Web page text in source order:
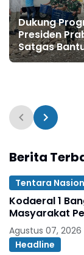
Dukung
Presiden
Satgas
Menyalurkan
Berita
Tentara
Kodaeral 1
Masyarakat
Agustus 07, 2026
Headline